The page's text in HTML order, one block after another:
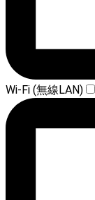
Wi-Fi (無線LAN)